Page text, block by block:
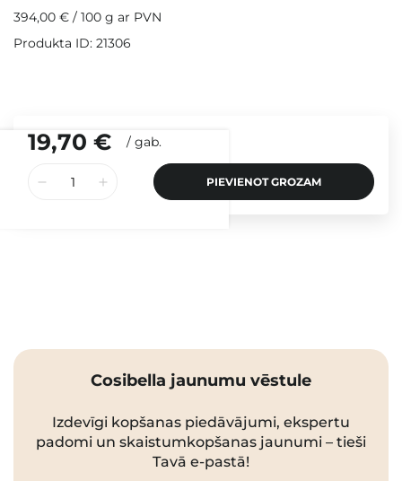
19,70 € / gab.
PIEVIENOT GROZAM
394,00 € / 100 g ar PVN
Produkta ID: 21306
Cosibella jaunumu vēstule
Izdevīgi kopšanas piedāvājumi, ekspertu
padomi un skaistumkopšanas jaunumi – tieši
Tavā e-pastā!